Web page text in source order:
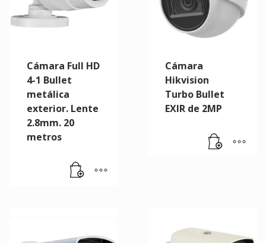
Cámara Full HD
4-1 Bullet
metálica
exterior. Lente
2.8mm. 20
metros
Cámara
Hikvision
Turbo Bullet
EXIR de 2MP